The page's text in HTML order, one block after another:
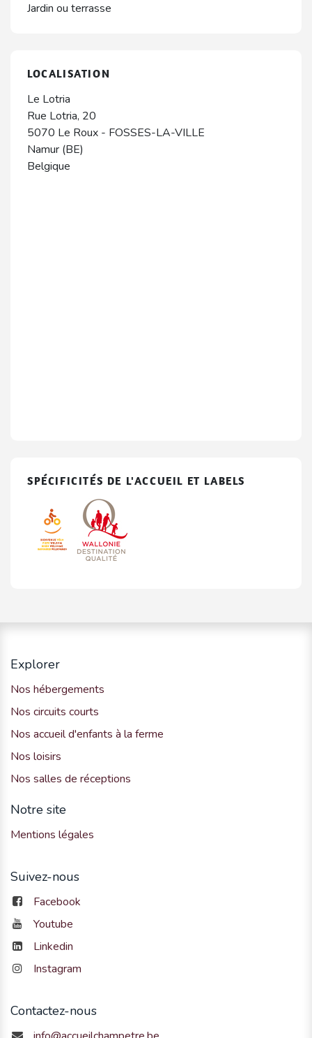
Jardin ou terrasse
LOCALISATION
Le Lotria
Rue Lotria, 20
5070 Le Roux - FOSSES-LA-VILLE
Namur (BE)
Belgique
SPÉCIFICITÉS DE L'ACCUEIL ET LABELS
Explorer
Nos hébergements
Nos circuits courts
Nos accueil d'enfants à la ferme
Nos loisirs
Nos salles de réceptions
Notre site
Mentions légales
Suivez-nous
Facebook
Youtube
Linkedin
Instagram
Contactez-nous